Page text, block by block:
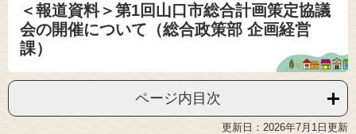
＜報道資料＞第1回山口市総合計画策定協議
会の開催について（総合政策部 企画経営
課）
ページ内目次
更新日：2026年7月1日更新